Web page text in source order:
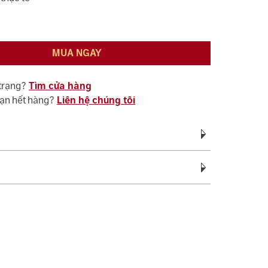
MUA NGAY
Tìm cửa hàng
hết hàng? Liên hệ chúng tôi